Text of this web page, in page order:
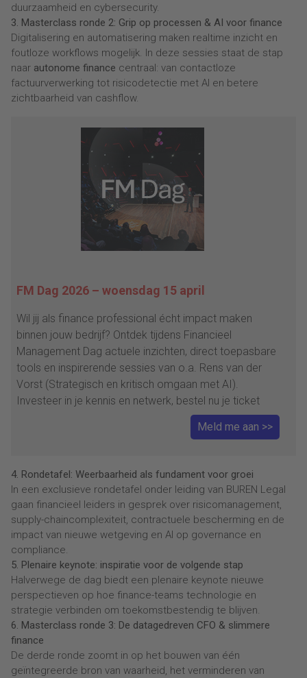
duurzaamheid en cybersecurity.
3. Masterclass ronde 2: Grip op processen & AI voor finance
Digitalisering en automatisering maken realtime inzicht en
foutloze workflows mogelijk. In deze sessies staat de stap
naar autonome finance centraal: van contactloze
factuurverwerking tot risicodetectie met AI en betere
zichtbaarheid van cashflow.
FM Dag 2026 – woensdag 15 april
Wil jij als finance professional écht impact maken
binnen jouw bedrijf? Ontdek tijdens Financieel
Management Dag actuele inzichten, direct toepasbare
tools en inspirerende sessies van o.a. Rens van der
Vorst (Strategisch en kritisch omgaan met AI).
Investeer in je kennis en netwerk, bestel nu je ticket
Meld me aan >>
4. Rondetafel: Weerbaarheid als fundament voor groei
In een exclusieve rondetafel onder leiding van BUREN Legal
gaan financieel leiders in gesprek over risicomanagement,
supply-chaincomplexiteit, contractuele bescherming en de
impact van nieuwe wetgeving en AI op governance en
compliance.
5. Plenaire keynote: inspiratie voor de volgende stap
Halverwege de dag biedt een plenaire keynote nieuwe
perspectieven op hoe finance-teams technologie en
strategie verbinden om toekomstbestendig te blijven.
6. Masterclass ronde 3: De datagedreven CFO & slimmere
finance
De derde ronde zoomt in op het bouwen van één
geïntegreerde bron van waarheid, het verminderen van